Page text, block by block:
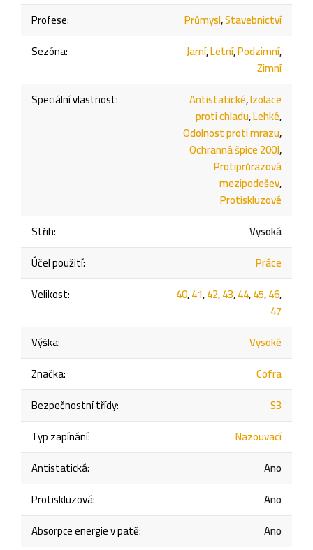
Profese: Průmysl,Stavebnictví
Sezóna: Jarní,Letní,Podzimní,
Zimní
Speciální vlastnost: Antistatické,Izolace
proti chladu,Lehké,
Odolnost proti mrazu,
Ochranná špice 200J,
Protiprůrazová
mezipodešev,
Protiskluzové
Střih:
Vysoká
Účel použití:
Práce
Velikost: 40,41,42,43,44,45,46,
47
Výška:
Vysoké
Značka:
Cofra
Bezpečnostní třídy:
S3
Typ zapínání:
Nazouvací
Antistatická:
Ano
Protiskluzová:
Ano
Absorpce energie v patě:
Ano